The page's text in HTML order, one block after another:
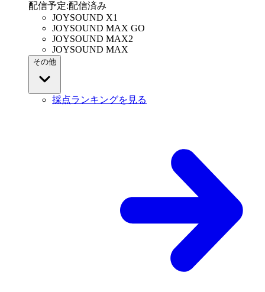
配信予定:配信済み
JOYSOUND X1
JOYSOUND MAX GO
JOYSOUND MAX2
JOYSOUND MAX
その他
採点ランキングを見る